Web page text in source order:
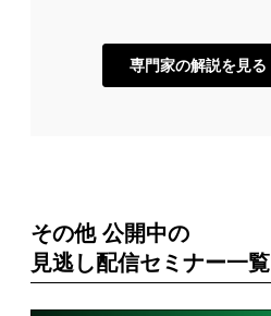
その他 公開中の
見逃し配信セミナー一覧